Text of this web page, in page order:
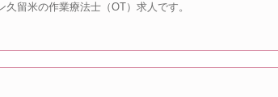
留米の作業療法士（OT）求人です。